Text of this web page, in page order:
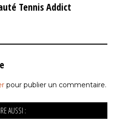
Tennis Addict
pour publier un commentaire.
AUSSI :